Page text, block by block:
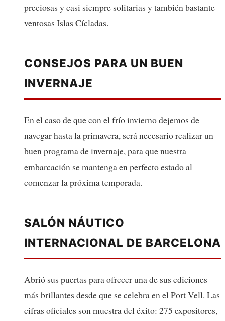
preciosas y casi siempre solitarias y también bastante
ventosas Islas Cícladas.
CONSEJOS PARA UN BUEN
INVERNAJE
En el caso de que con el frío invierno dejemos de
navegar hasta la primavera, será necesario realizar un
buen programa de invernaje, para que nuestra
embarcación se mantenga en perfecto estado al
comenzar la próxima temporada.
SALÓN NÁUTICO
INTERNACIONAL DE BARCELONA
Abrió sus puertas para ofrecer una de sus ediciones
más brillantes desde que se celebra en el Port Vell. Las
cifras oficiales son muestra del éxito: 275 expositores,